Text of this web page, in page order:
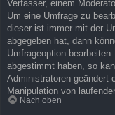
Verfasser, einem
Um eine Umfrage zu
dieser ist immer mit der
abgegeben hat, dann
Umfrageoption
abgestimmt haben, so
Administratoren geändert
Manipulation von
Nach oben